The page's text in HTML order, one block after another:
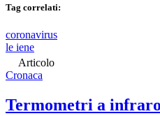
Tag correlati:
coronavirus
le iene
Articolo
Cronaca
Termometri a